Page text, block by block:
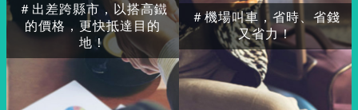
＃出差跨縣市，以搭高鐵
的價格，更快抵達目的
地！
＃機場叫車，省時、省錢
又省力！